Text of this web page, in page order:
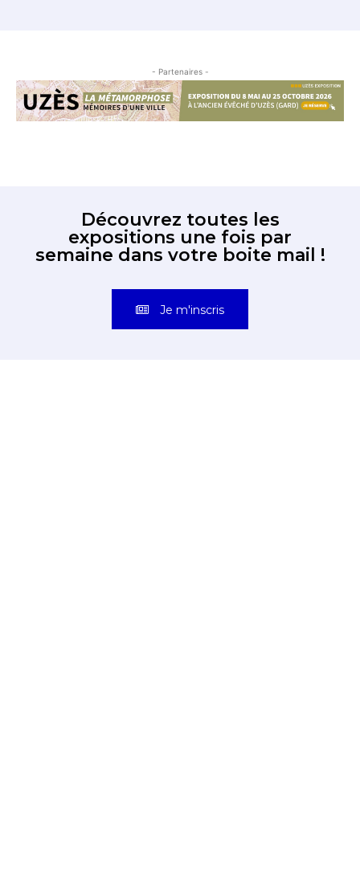
- Partenaires -
Découvrez toutes les
expositions une fois par
semaine dans votre boite mail !
Je m'inscris